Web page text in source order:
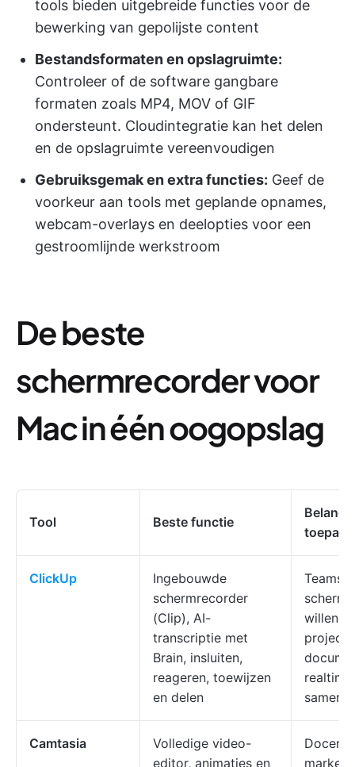
tools bieden uitgebreide functies voor de
bewerking van gepolijste content
Bestandsformaten en opslagruimte:
Controleer of de software gangbare
formaten zoals MP4, MOV of GIF
ondersteunt. Cloudintegratie kan het delen
en de opslagruimte vereenvoudigen
Gebruiksgemak en extra functies: Geef de
voorkeur aan tools met geplande opnames,
webcam-overlays en deelopties voor een
gestroomlijnde werkstroom
De beste
schermrecorder voor
Mac in één oogopslag
Tool Beste functie
ClickUp
Ingebouwde
schermrecorder
(Clip), AI-
transcriptie met
Brain, insluiten,
reageren, toewijzen
en delen
Teams
willen
realtime
Camtasia
Volledige video-
editor, animaties en